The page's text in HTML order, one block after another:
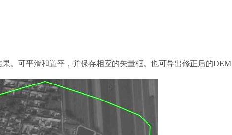
。可平滑和置平，并保存相应的矢量框。也可导出修正后的DEM